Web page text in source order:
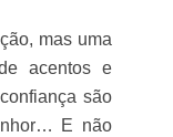
mas uma
acentos e
são
E não